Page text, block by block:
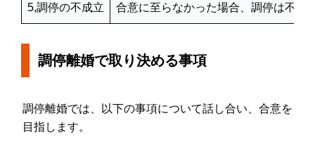
5,調停の不成立 合意に至らなかった場合、調停は不成
調停離婚で取り決める事項
調停離婚では、以下の事項について話し合い、合意を
目指します。